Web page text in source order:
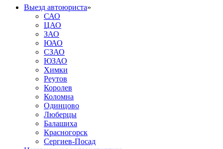
Выезд автоюриста»
САО
ЦАО
ЗАО
ЮАО
СЗАО
ЮЗАО
Химки
Реутов
Королев
Коломна
Одинцово
Люберцы
Балашиха
Красногорск
Сергиев-Посад